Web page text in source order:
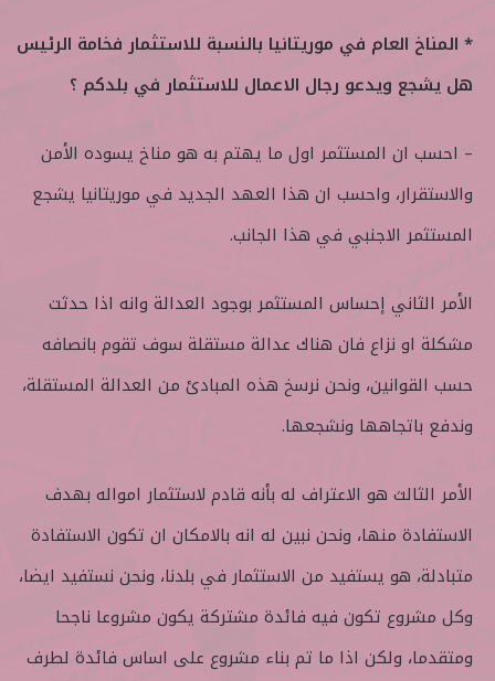
* المناخ العام في موريتانيا بالنسبة للاستثمار فخامة الرئيس
هل يشجع ويدعو رجال الاعمال للاستثمار في بلدكم ؟
– احسب ان المستثمر اول ما يهتم به هو مناخ يسوده الأمن
والاستقرار، واحسب ان هذا العهد الجديد في موريتانيا يشجع
المستثمر الاجنبي في هذا الجانب.
الأمر الثاني إحساس المستثمر بوجود العدالة وانه اذا حدثت
مشكلة او نزاع فان هناك عدالة مستقلة سوف تقوم بانصافه
حسب القوانين، ونحن نرسخ هذه المبادئ من العدالة المستقلة،
وندفع باتجاهها ونشجعها.
الأمر الثالث هو الاعتراف له بأنه قادم لاستثمار امواله بهدف
الاستفادة منها، ونحن نبين له انه بالامكان ان تكون الاستفادة
متبادلة، هو يستفيد من الاستثمار في بلدنا، ونحن نستفيد ايضا،
وكل مشروع تكون فيه فائدة مشتركة يكون مشروعا ناجحا
ومتقدما، ولكن اذا ما تم بناء مشروع على اساس فائدة لطرف